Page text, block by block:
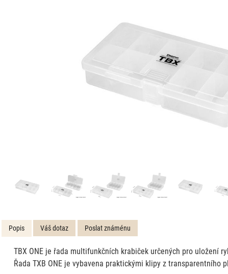
Popis Váš dotaz Poslat známénu
TBX ONE je řada multifunkčních krabiček určených pro uložení
Řada TXB ONE je vybavena praktickými klipy z transparentního